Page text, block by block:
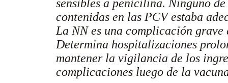
sensibles a penicilina. Ninguno
contenidas en las PCV estaba
La NN es una complicación grave
Determina hospitalizaciones
mantener la vigilancia de los
complicaciones luego de la